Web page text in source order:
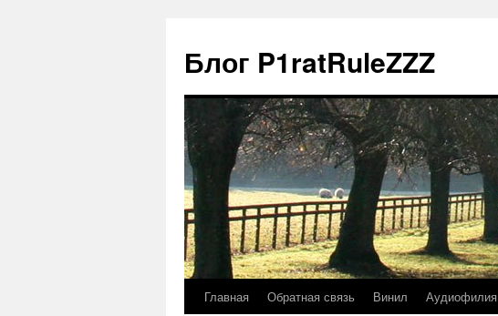
Блог P1ratRuleZZZ
Главная Обратная связь Винил Аудиофилия